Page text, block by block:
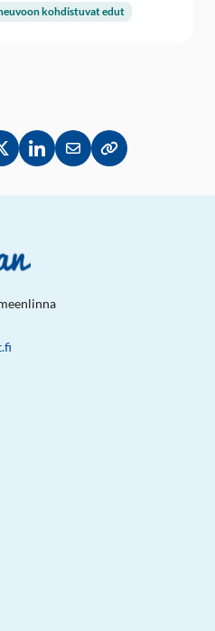
kohdistuvat edut
Jaa Twitterissä
Jaa LinkedInissä
Jaa sähköpostitse
Kopioi linkki